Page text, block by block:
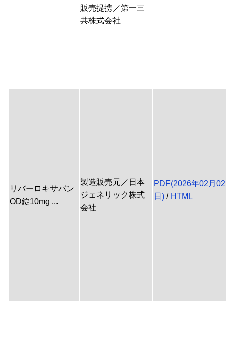
販売提携／第一三
共株式会社
リバーロキサバン
OD錠10mg ...
製造販売元／日本
ジェネリック株式
会社
PDF(2026年02月02
日) / HTML